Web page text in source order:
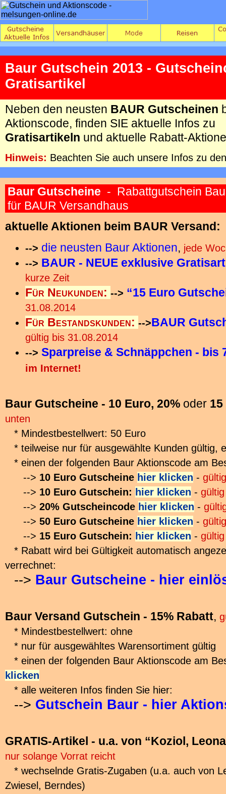
Baur Gutschein 2013 -
Gratisartikel
Neben den neusten BAUR Gutscheinen
Aktionscode, finden SIE aktuelle Infos zu
Gratisartikeln und aktuelle Rabatt-
Hinweis: Beachten Sie auch unsere Infos zu
Baur Gutscheine - Rabattgutschein
für BAUR Versandhaus
aktuelle Aktionen beim BAUR Versand:
--> die neusten Baur Aktionen, jede
--> BAUR - NEUE exklusive
kurze Zeit
Für Neukunden: --> “15 Euro
31.08.2014
Für Bestandskunden: -->BAUR
gültig bis 31.08.2014
--> Sparpreise & Schnäppchen - bis
im Internet!
Baur Gutscheine - 10 Euro, 20% oder
unten
* Mindestbestellwert: 50 Euro
* teilweise nur für ausgewählte Kunden gültig,
* einen der folgenden Baur Aktionscode am
--> 10 Euro Gutscheine hier klicken -
--> 10 Euro Gutschein: hier klicken -
--> 20% Gutscheincode hier klicken -
--> 50 Euro Gutscheine hier klicken -
--> 15 Euro Gutschein: hier klicken -
* Rabatt wird bei Gültigkeit automatisch
verrechnet:
--> Baur Gutscheine - hier
Baur Versand Gutschein - 15% Rabatt,
* Mindestbestellwert: ohne
* nur für ausgewähltes Warensortiment gültig
* einen der folgenden Baur Aktionscode am
klicken
* alle weiteren Infos finden Sie hier:
--> Gutschein Baur - hier
GRATIS-Artikel - u.a. von “Koziol,
nur solange Vorrat reicht
* wechselnde Gratis-Zugaben (u.a. auch von
Zwiesel, Berndes)